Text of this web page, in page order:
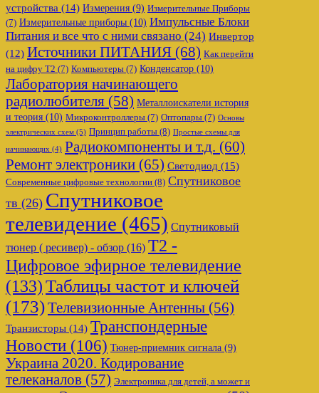
устройства (14) Измерения (9) Измерительные Приборы
(7) Измерительные приборы (10) Импульсные Блоки
Питания и все что с ними связано (24) Инвертор
(12) Источники ПИТАНИЯ (68) Как перейти
на цифру Т2 (7) Компьютеры (7) Конденсатор (10)
Лаборатория начинающего
радиолюбителя (58) Металлоискатели история
и теория (10) Микроконтроллеры (7) Оптопары (7) Основы
электрических схем (5) Принцип работы (8) Простые схемы для
начинающих (4) Радиокомпоненты и т.д. (60)
Ремонт электроники (65) Светодиод (15)
Современные цифровые технологии (8) Спутниковое
тв (26) Спутниковое
телевидение (465) Спутниковый
тюнер ( ресивер) - обзор (16) Т2 -
Цифровое эфирное телевидение
(133)Таблицы частот и ключей
(173)Телевизионные Антенны (56)
Транзисторы (14) Транспондерные
Новости (106) Тюнер-приемник сигнала (9)
Украина 2020. Кодирование
телеканалов (57) Электроника для детей, а может и